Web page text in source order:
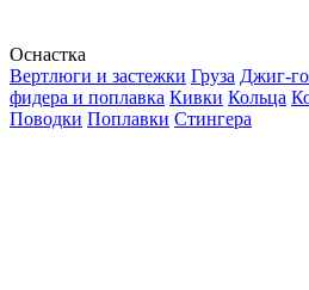
Оснастка
Вертлюги и застежки Груза Джиг-
фидера и поплавка Кивки Кольца
Поводки Поплавки Стингера